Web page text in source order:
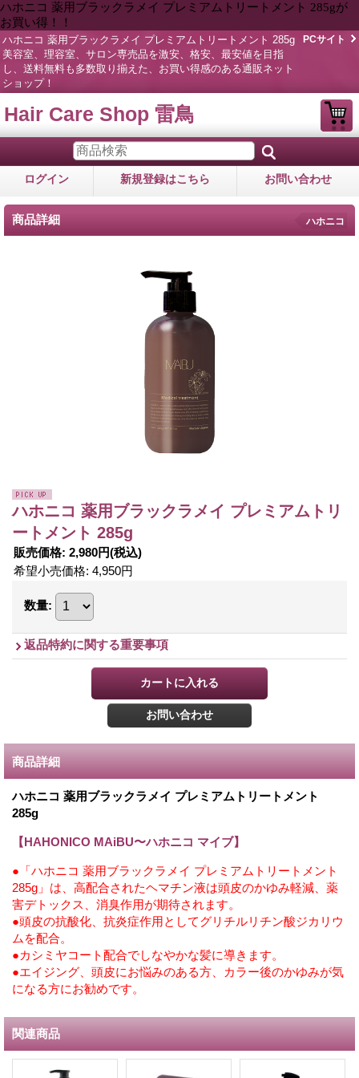
ハホニコ 薬用ブラックラメイ プレミアムトリートメント 285gが
お買い得！！
ハホニコ 薬用ブラックラメイ プレミアムトリートメント 285g
美容室、理容室、サロン専売品を激安、格安、最安値を目指
し、送料無料も多数取り揃えた、お買い得感のある通販ネット
ショップ！
PCサイト
Hair Care Shop 雷鳥
ログイン 新規登録はこちら お問い合わせ
商品詳細 ハホニコ
ハホニコ 薬用ブラックラメイ プレミアムトリ
ートメント 285g
販売価格: 2,980円(税込)
希望小売価格: 4,950円
数量:
返品特約に関する重要事項
商品詳細
ハホニコ 薬用ブラックラメイ プレミアムトリートメント
285g
【HAHONICO MAiBU〜ハホニコ マイブ】
●「ハホニコ 薬用ブラックラメイ プレミアムトリートメント
285g」は、高配合されたヘマチン液は頭皮のかゆみ軽減、薬
害デトックス、消臭作用が期待されます。
●頭皮の抗酸化、抗炎症作用としてグリチルリチン酸ジカリウ
ムを配合。
●カシミヤコート配合でしなやかな髪に導きます。
●エイジング、頭皮にお悩みのある方、カラー後のかゆみが気
になる方にお勧めです。
関連商品